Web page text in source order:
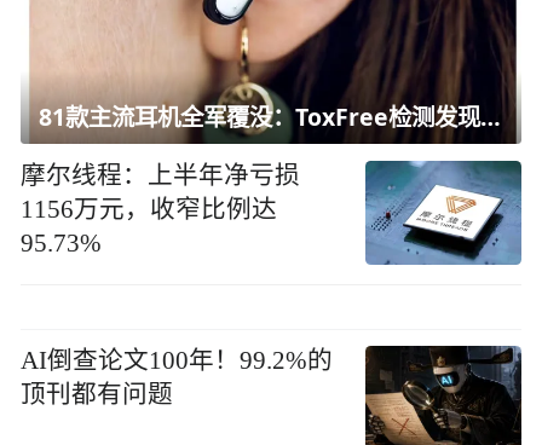
81款主流耳机全军覆没：ToxFree检测发现均含对人体有害化学物质
摩尔线程：上半年净亏损
1156万元，收窄比例达
95.73%
AI倒查论文100年！99.2%的
顶刊都有问题